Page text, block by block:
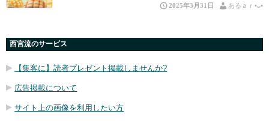
2025年3月31日 あるａｒ•⁠ᴗ⁠•⁠
西宮流のサービス
【集客に】読者プレゼント掲載しませんか?
広告掲載について
サイト上の画像を利用したい方